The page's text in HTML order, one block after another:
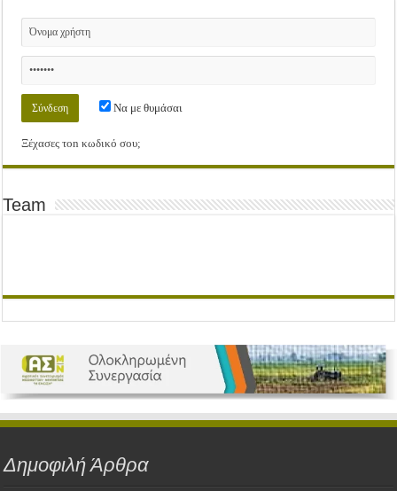
Να με θυμάσαι
Ξέχασες τοn κωδικό σου;
Team
Δημοφιλή Άρθρα